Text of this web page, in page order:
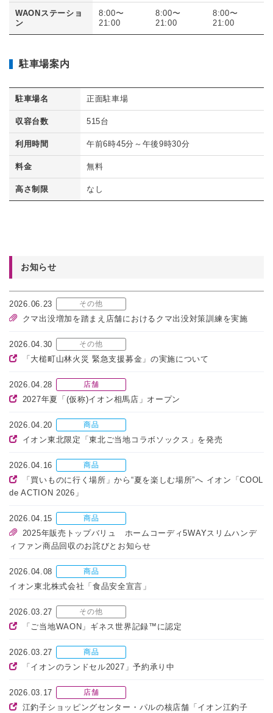
WAONステーショ
ン
8:00〜
21:00
8:00〜
21:00
8:00〜
21:00
駐車場案内
駐車場名 正面駐車場
収容台数 515台
利用時間 午前6時45分～午後9時30分
料金 無料
高さ制限 なし
お知らせ
2026.06.23 その他
クマ出没増加を踏まえ店舗におけるクマ出没対策訓練を実施
2026.04.30 その他
「大槌町山林火災 緊急支援募金」の実施について
2026.04.28 店舗
2027年夏「(仮称)イオン相馬店」オープン
2026.04.20 商品
イオン東北限定「東北ご当地コラボソックス」を発売
2026.04.16 商品
「買いものに行く場所」から“夏を楽しむ場所”へ イオン「COOL
de ACTION 2026」
2026.04.15 商品
2025年販売トップバリュ ホームコーディ5WAYスリムハンデ
ィファン商品回収のお詫びとお知らせ
2026.04.08 商品
イオン東北株式会社「食品安全宣言」
2026.03.27 その他
「ご当地WAON」ギネス世界記録™に認定
2026.03.27 商品
「イオンのランドセル2027」予約承り中
2026.03.17 店舗
江釣子ショッピングセンター・パルの核店舗「イオン江釣子